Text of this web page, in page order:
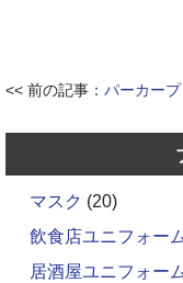
<< 前の記事： パーカープ
マスク (20)
飲食店ユニフォー
居酒屋ユニフォー